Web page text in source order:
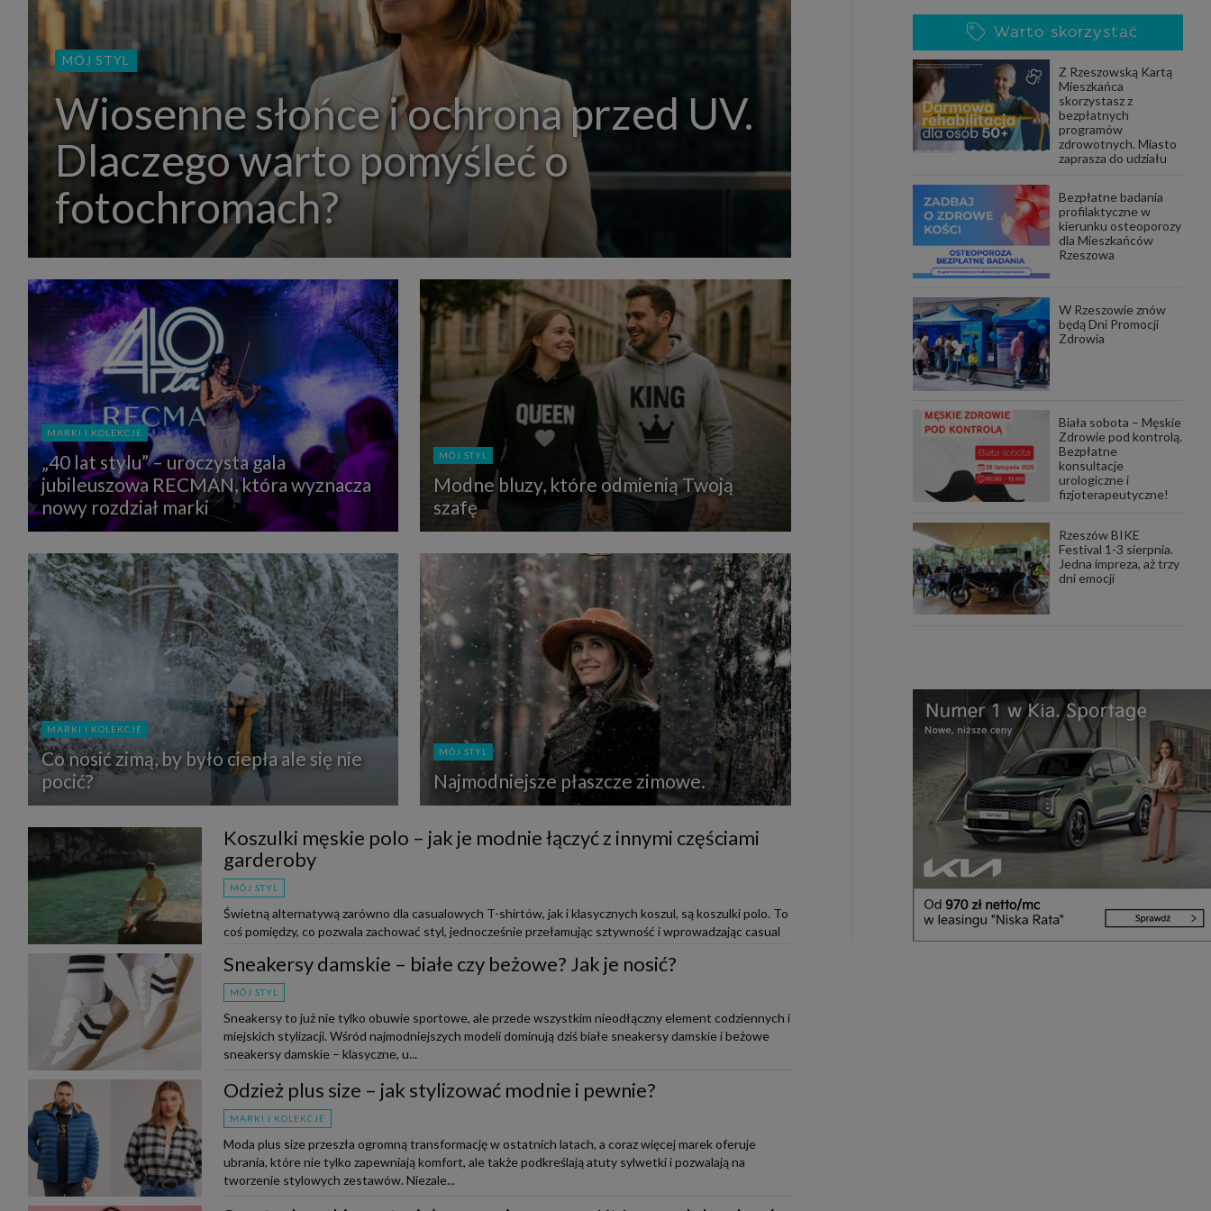
MÓJ STYL
Wiosenne słońce i ochrona przed UV.
Dlaczego warto pomyśleć o
fotochromach?
MARKI I KOLEKCJE
„40 lat stylu” – uroczysta gala
jubileuszowa RECMAN, która wyznacza
nowy rozdział marki
MÓJ STYL
Modne bluzy, które odmienią Twoją
szafę
MARKI I KOLEKCJE
Co nosić zimą, by było ciepła ale się nie
pocić?
MÓJ STYL
Najmodniejsze płaszcze zimowe.
Koszulki męskie polo – jak je modnie łączyć z innymi częściami
garderoby
MÓJ STYL
Świetną alternatywą zarówno dla casualowych T-shirtów, jak i klasycznych koszul, są koszulki polo. To
coś pomiędzy, co pozwala zachować styl, jednocześnie przełamując sztywność i wprowadzając casual
Sneakersy damskie – białe czy beżowe? Jak je nosić?
MÓJ STYL
Sneakersy to już nie tylko obuwie sportowe, ale przede wszystkim nieodłączny element codziennych i
miejskich stylizacji. Wśród najmodniejszych modeli dominują dziś białe sneakersy damskie i beżowe
sneakersy damskie – klasyczne, u...
Odzież plus size – jak stylizować modnie i pewnie?
MARKI I KOLEKCJE
Moda plus size przeszła ogromną transformację w ostatnich latach, a coraz więcej marek oferuje
ubrania, które nie tylko zapewniają komfort, ale także podkreślają atuty sylwetki i pozwalają na
tworzenie stylowych zestawów. Niezale...
Warto skorzystać
Z Rzeszowską Kartą
Mieszkańca
skorzystasz z
bezpłatnych
programów
zdrowotnych. Miasto
zaprasza do udziału
Bezpłatne badania
profilaktyczne w
kierunku osteoporozy
dla Mieszkańców
Rzeszowa
W Rzeszowie znów
będą Dni Promocji
Zdrowia
Biała sobota – Męskie
Zdrowie pod kontrolą.
Bezpłatne
konsultacje
urologiczne i
fizjoterapeutyczne!
Rzeszów BIKE
Festival 1-3 sierpnia.
Jedna impreza, aż trzy
dni emocji